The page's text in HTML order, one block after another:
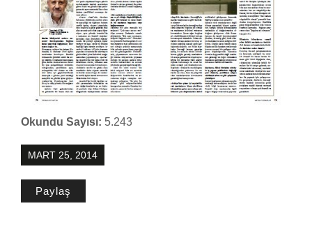
Okundu Sayısı: 5.243
MART 25, 2014
Paylaş